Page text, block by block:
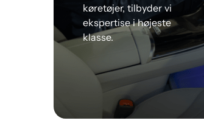
køretøjer, tilbyder vi
ekspertise i højeste
klasse.